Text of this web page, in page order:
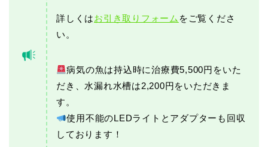
詳しくはお引き取りフォーム をご覧くださ
い。
病気の魚は持込時に治療費5,500円をいた
だき、水漏れ水槽は2,200円をいただきま
す。
使用不能のLEDライトとアダプターも回収
しております！